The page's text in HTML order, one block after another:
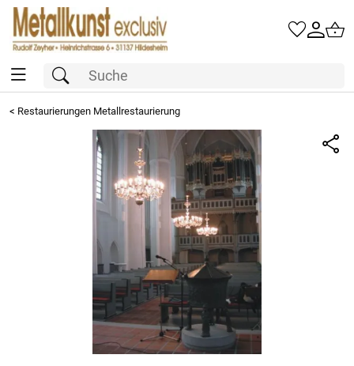
< Restaurierungen Metallrestaurierung